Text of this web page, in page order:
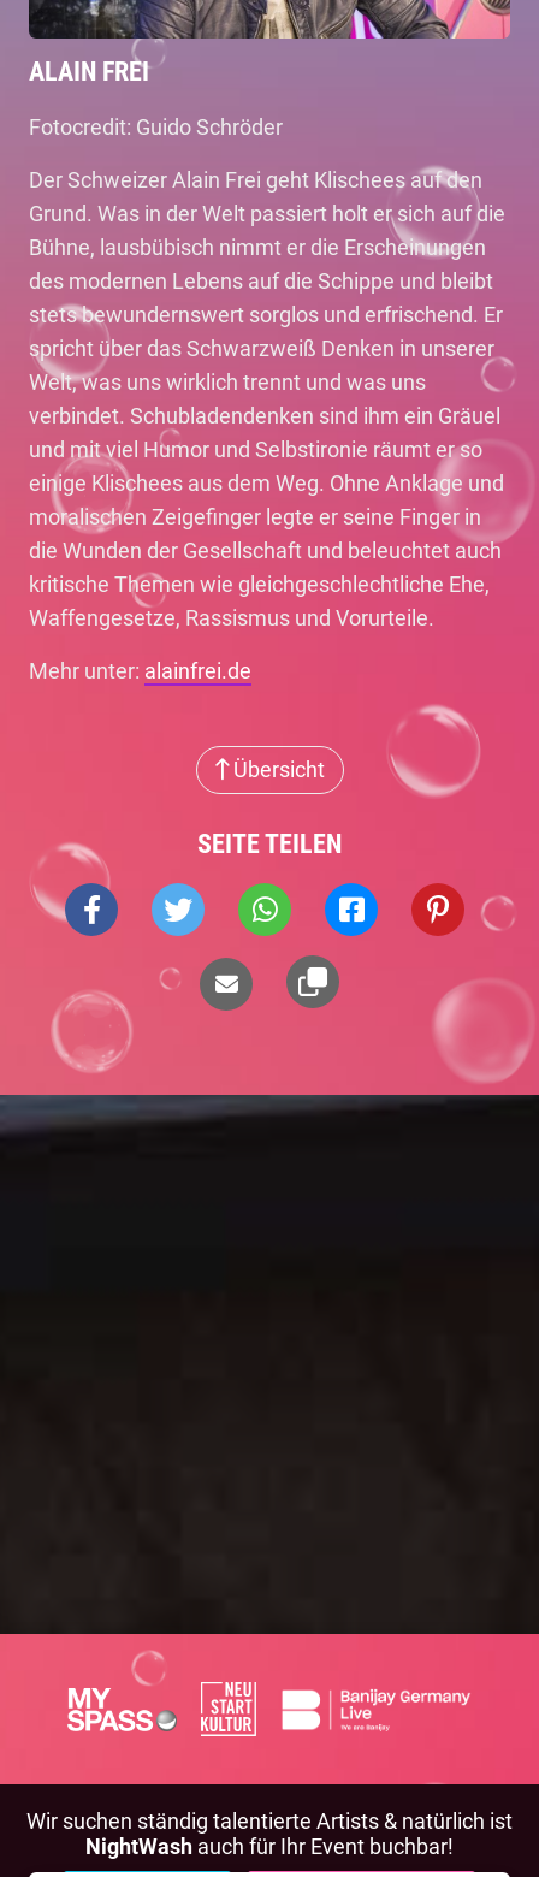
ALAIN FREI
Fotocredit: Guido Schröder
Der Schweizer Alain Frei geht Klischees auf den
Grund. Was in der Welt passiert holt er sich auf die
Bühne, lausbübisch nimmt er die Erscheinungen
des modernen Lebens auf die Schippe und bleibt
stets bewundernswert sorglos und erfrischend. Er
spricht über das Schwarzweiß Denken in unserer
Welt, was uns wirklich trennt und was uns
verbindet. Schubladendenken sind ihm ein Gräuel
und mit viel Humor und Selbstironie räumt er so
einige Klischees aus dem Weg. Ohne Anklage und
moralischen Zeigefinger legte er seine Finger in
die Wunden der Gesellschaft und beleuchtet auch
kritische Themen wie gleichgeschlechtliche Ehe,
Waffengesetze, Rassismus und Vorurteile.
Mehr unter: alainfrei.de
Übersicht
SEITE TEILEN
Wir suchen ständig talentierte Artists & natürlich ist
NightWash auch für Ihr Event buchbar!